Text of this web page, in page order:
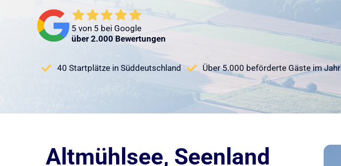
5 von 5 bei Google
über 2.000 Bewertungen
40 Startplätze in Süddeutschland Über 5.000 beförderte Gäste im Jahr
Altmühlsee, Seenland